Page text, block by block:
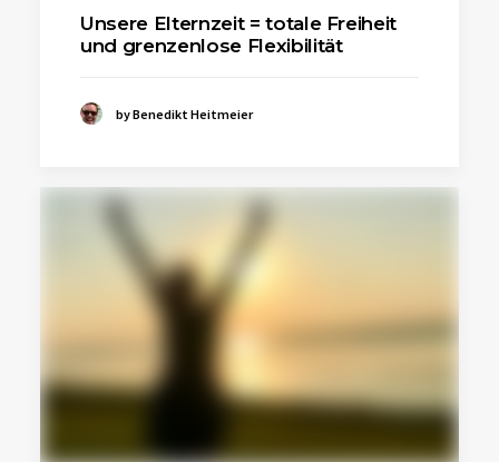
Unsere Elternzeit = totale Freiheit
und grenzenlose Flexibilität
by Benedikt Heitmeier